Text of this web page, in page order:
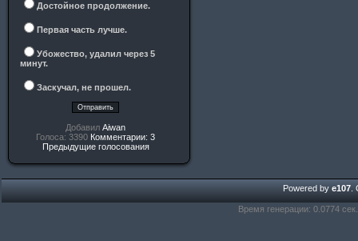
Достойное продолжение.
Первая часть лучше.
Убожество, удалил через 5
минут.
Заскучал, не прошел.
Добавил Aiwan
Голоса: 3390 Комментарии: 3
Предыдущие голосования
Powered by e107
Время генерации: 0.0774